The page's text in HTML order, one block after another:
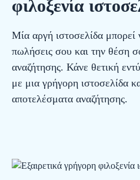
φιλοξενία
Μία αργή ιστοσελίδα μπορεί
πωλήσεις σου και την θέση
αναζήτησης. Κάνε θετική
με μια γρήγορη ιστοσελίδα
αποτελέσματα αναζήτησης.